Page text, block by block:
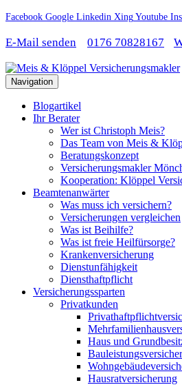
Facebook Google Linkedin XingYoutube
E-Mail senden 0176 70828167
Navigation
Blogartikel
Ihr Berater
Wer ist Christoph Meis?
Das Team von Meis &
Beratungskonzept
Versicherungsmakler
Kooperation: Klöppel
Beamtenanwärter
Was muss ich versichern?
Versicherungen vergleichen
Was ist Beihilfe?
Was ist freie Heilfürsorge?
Krankenversicherung
Dienstunfähigkeit
Diensthaftpflicht
Versicherungssparten
Privatkunden
Haus und
Hausratversicherung